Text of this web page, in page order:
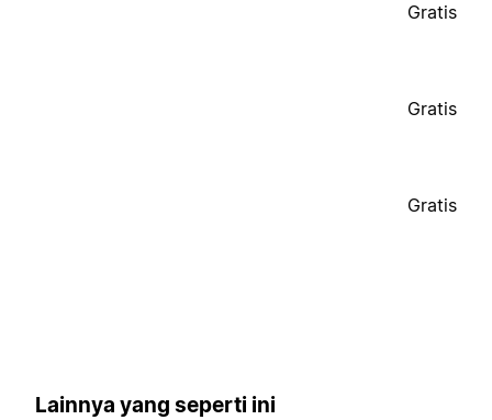
Gratis
Gratis
Gratis
Lainnya yang seperti ini